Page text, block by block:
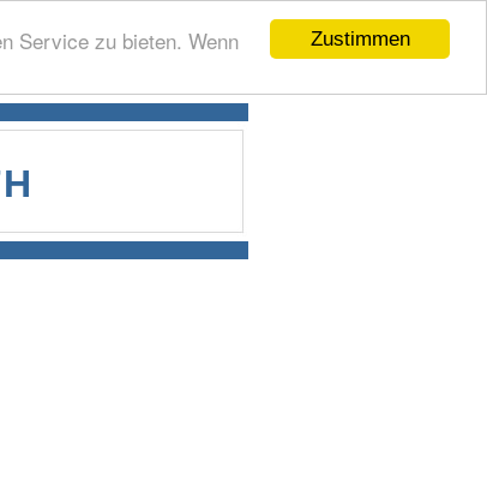
Zustimmen
Service zu bieten. Wenn